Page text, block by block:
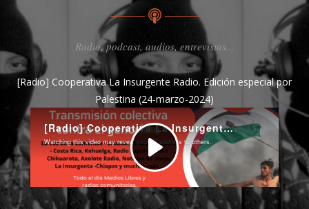
Radio, podcast, audios, entrevistas...
[Radio] Cooperativa La Insurgente Radio. Edición especial por
Palestina (24-marzo-2024)